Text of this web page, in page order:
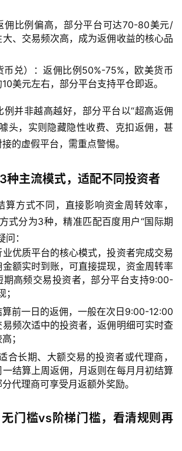
佣比例偏高，部分平台可达70-80美元/
、交易频次高，成为返佣收益的核心品
币兑）：返佣比例50%-75%，欧美货币
美元左右，部分平台支持平仓即返。
例并非越高越好，部分平台以“超高返佣
噱头，实则隐藏隐性收费、克扣返佣，甚
的虚假平台，需重点警惕。
种主流模式，适配不同投资者
算方式不同，直接影响资金周转效率，
式分为3种，精准匹配百度用户“国际期
：
优质平台的核心模式，投资者完成交易
额实时到账，可直接提现，资金周转率
期高频交易投资者，部分平台支持9:00-
算前一日的返佣，一般在次日9:00-12:00
频次适中的投资者，返佣明细可实时查
；
合长期、大额交易的投资者或代理商，
结算上周返佣，月返则在每月月初结算
代理商可享受月返额外奖励。
门槛vs阶梯门槛，看清规则再